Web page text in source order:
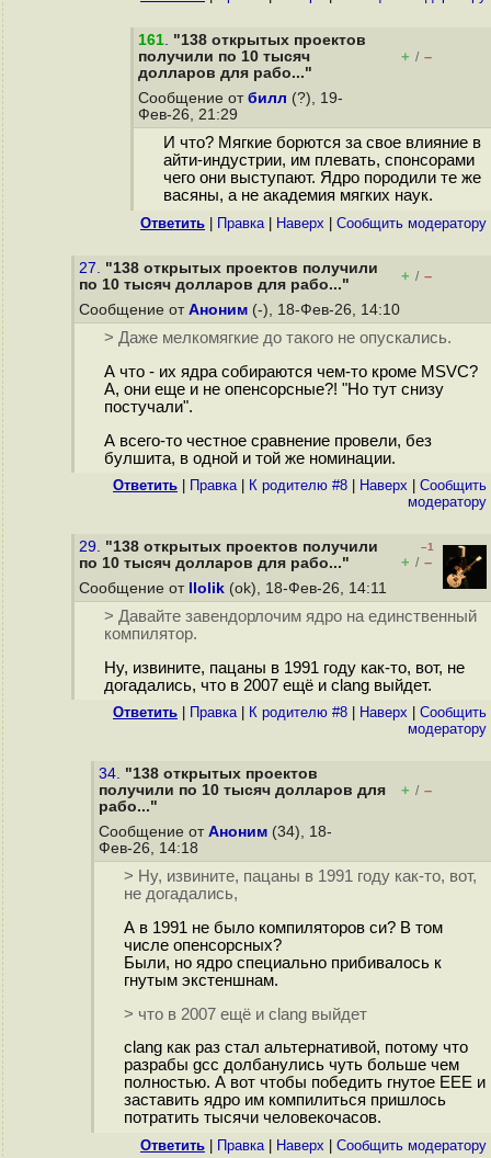
161. "138 открытых проектов
получили по 10 тысяч
долларов для рабо..."
+ / –
Сообщение от билл (?), 19-
Фев-26, 21:29
И что? Мягкие борются за свое влияние в
айти-индустрии, им плевать, спонсорами
чего они выступают. Ядро породили те же
васяны, а не академия мягких наук.
Ответить Правка| Наверх Cообщить модератору
27. "138 открытых проектов получили
по 10 тысяч долларов для рабо..."
+ / –
Сообщение от Аноним (-), 18-Фев-26, 14:10
> Даже мелкомягкие до такого не опускались.
А что - их ядра собираются чем-то кроме MSVC?
А, они еще и не опенсорсные?! "Но тут снизу
постучали".
А всего-то честное сравнение провели, без
булшита, в одной и той же номинации.
Ответить Правка| К родителю #8 Наверх
Cообщить
модератору
29. "138 открытых проектов получили
по 10 тысяч долларов для рабо..."
–1
+ / –
Сообщение от
llolik (ok), 18-Фев-26, 14:11
> Давайте завендорлочим ядро на единственный
компилятор.
Ну, извините, пацаны в 1991 году как-то, вот, не
догадались, что в 2007 ещё и clang выйдет.
Ответить Правка| К родителю #8 Наверх
Cообщить
модератору
34. "138 открытых проектов
получили по 10 тысяч долларов для
рабо..."
+ / –
Сообщение от Аноним (34), 18-
Фев-26, 14:18
> Ну, извините, пацаны в 1991 году как-то, вот,
не догадались,
А в 1991 не было компиляторов си? В том
числе опенсорсных?
Были, но ядро специально прибивалось к
гнутым экстеншнам.
> что в 2007 ещё и clang выйдет
clang как раз стал альтернативой, потому что
разрабы gcc долбанулись чуть больше чем
полностью. А вот чтобы победить гнутое ЕЕЕ и
заставить ядро им компилиться пришлось
потратить тысячи человекочасов.
Ответить Правка| Наверх Cообщить модератору